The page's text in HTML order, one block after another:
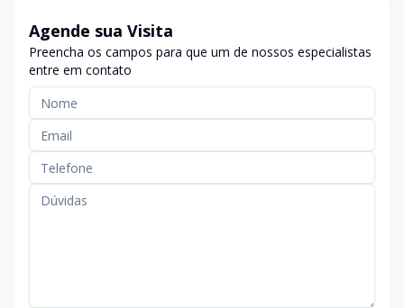
Agende sua Visita
Preencha os campos para que um de nossos especialistas
entre em contato